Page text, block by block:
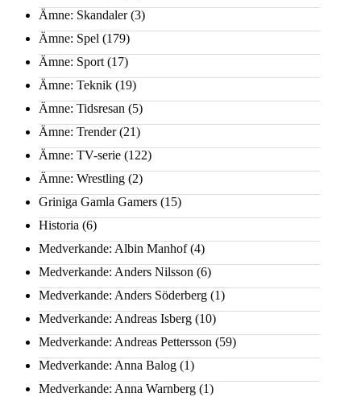
Ämne: Skandaler(3)
Ämne: Spel (179)
Ämne: Sport (17)
Ämne: Teknik (19)
Ämne: Tidsresan (5)
Ämne: Trender(21)
Ämne: TV-serie (122)
Ämne: Wrestling (2)
Griniga Gamla Gamers (15)
Historia (6)
Medverkande: Albin Manhof(4)
Medverkande: Anders Nilsson (6)
Medverkande: Anders Söderberg (1)
Medverkande: Andreas Isberg (10)
Medverkande: Andreas Pettersson (59)
Medverkande: Anna Balog (1)
Medverkande: Anna Warnberg (1)